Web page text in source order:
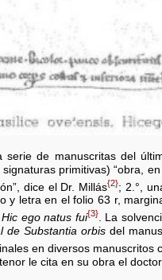
de manuscritas del
primitivas) “obra,
dice el Dr. Millás{2}; 2.°,
y letra en el folio 63 r,
ego natus fui{3}. La
de Substantia orbisdel
en diversos manuscritos
le cita en su obra el doctor